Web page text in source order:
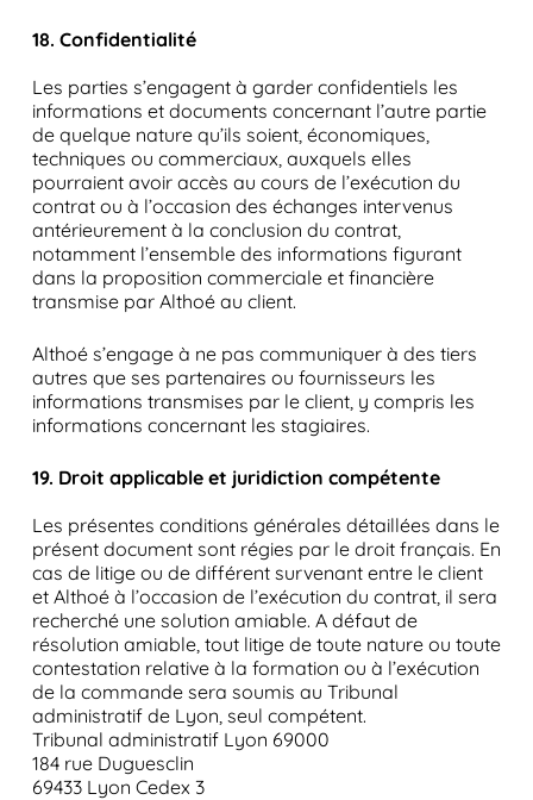
18. Confidentialité
Les parties s’engagent à garder confidentiels les
informations et documents concernant l’autre partie
de quelque nature qu’ils soient, économiques,
techniques ou commerciaux, auxquels elles
pourraient avoir accès au cours de l’exécution du
contrat ou à l’occasion des échanges intervenus
antérieurement à la conclusion du contrat,
notamment l’ensemble des informations figurant
dans la proposition commerciale et financière
transmise par Althoé au client.
Althoé s’engage à ne pas communiquer à des tiers
autres que ses partenaires ou fournisseurs les
informations transmises par le client, y compris les
informations concernant les stagiaires.
19. Droit applicable et juridiction compétente
Les présentes conditions générales détaillées dans le
présent document sont régies par le droit français. En
cas de litige ou de différent survenant entre le client
et Althoé à l’occasion de l’exécution du contrat, il sera
recherché une solution amiable. A défaut de
résolution amiable, tout litige de toute nature ou toute
contestation relative à la formation ou à l’exécution
de la commande sera soumis au Tribunal
administratif de Lyon, seul compétent.
Tribunal administratif Lyon 69000
184 rue Duguesclin
69433 Lyon Cedex 3